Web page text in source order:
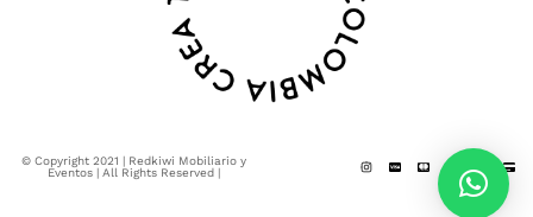
© Copyright 2021 | Redkiwi Mobiliario y
Eventos | All Rights Reserved |